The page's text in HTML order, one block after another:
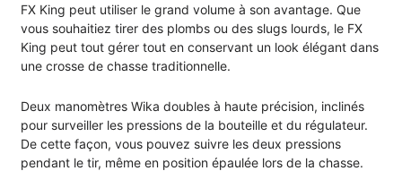
FX King peut utiliser le grand volume à son avantage. Que
vous souhaitiez tirer des plombs ou des slugs lourds, le FX
King peut tout gérer tout en conservant un look élégant dans
une crosse de chasse traditionnelle.
Deux manomètres Wika doubles à haute précision, inclinés
pour surveiller les pressions de la bouteille et du régulateur.
De cette façon, vous pouvez suivre les deux pressions
pendant le tir, même en position épaulée lors de la chasse.